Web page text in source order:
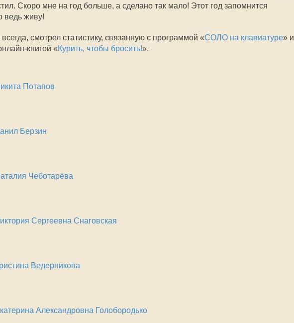
Скоро мне на год больше, а сделано так мало! Этот год запомнится
ведь живу!
смотрел статистику, связанную с программой «СОЛО на клавиатуре» и
книгой «Курить, чтобы бросить!».
Потапов
Берзин
Чеботарёва
Сергеевна Снаговская
Ведерникова
Александровна Голобородько